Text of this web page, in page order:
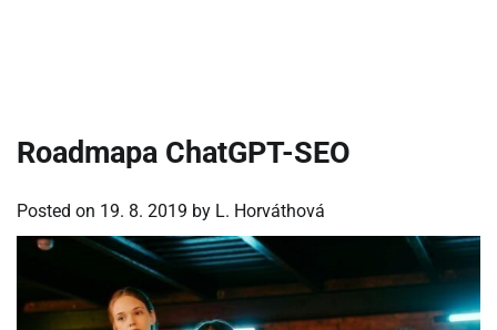
Roadmapa ChatGPT-SEO
Posted on 19. 8. 2019 by L. Horváthová